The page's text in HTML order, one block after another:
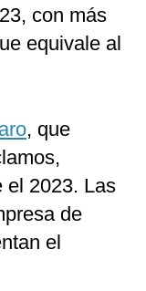
con más
equivale al
, que
el 2023. Las
de
el